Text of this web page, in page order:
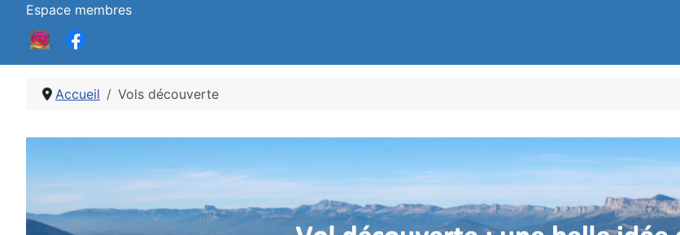
Espace membres
Accueil Vols découverte